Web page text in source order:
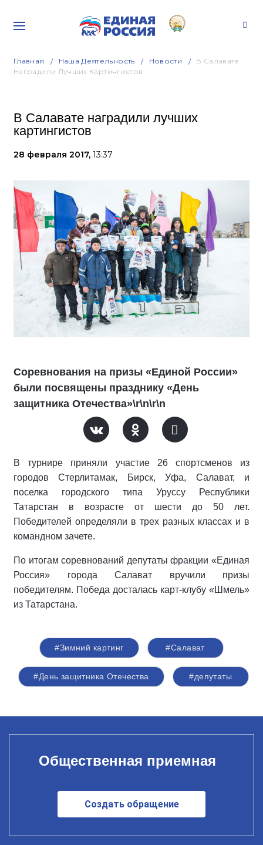
Главная Наша Деятельность Новости
В Салавате
Наградили Лучших Картингистов
В Салавате наградили лучших
картингистов
28 февраля 2017, 13:37
Соревнования на призы «Единой России»
были посвящены празднику «День
защитника Отечества»\r\n\r\n
В турнире приняли участие 26 спортсменов из
городов Стерлитамак, Бирск, Уфа, Салават, и
поселка городского типа Уруссу Республики
Татарстан в возрасте от шести до 50 лет.
Победителей определяли в трех разных классах и в
командном зачете.
По итогам соревнований депутаты фракции «Единая
Россия» города Салават вручили призы
победителям. Победа досталась карт-клубу «Шмель»
из Татарстана.
#Зимний картинг #Салават
#День защитника Отечества #депутаты
Общественная приемная
Создать обращение